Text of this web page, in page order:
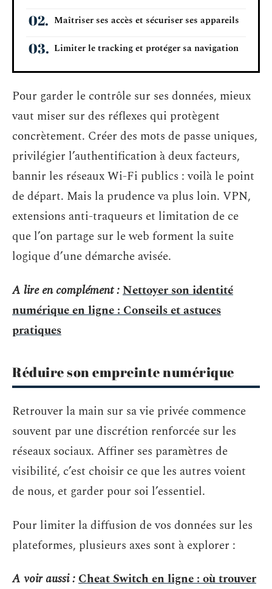
Maîtriser ses accès et sécuriser ses appareils
Limiter le tracking et protéger sa navigation
Pour garder le contrôle sur ses données, mieux
vaut miser sur des réflexes qui protègent
concrètement. Créer des mots de passe uniques,
privilégier l’authentification à deux facteurs,
bannir les réseaux Wi-Fi publics : voilà le point
de départ. Mais la prudence va plus loin. VPN,
extensions anti-traqueurs et limitation de ce
que l’on partage sur le web forment la suite
logique d’une démarche avisée.
A lire en complément :Nettoyer son identité
numérique en ligne : Conseils et astuces
pratiques
Réduire son empreinte numérique
Retrouver la main sur sa vie privée commence
souvent par une discrétion renforcée sur les
réseaux sociaux. Affiner ses paramètres de
visibilité, c’est choisir ce que les autres voient
de nous, et garder pour soi l’essentiel.
Pour limiter la diffusion de vos données sur les
plateformes, plusieurs axes sont à explorer :
A voir aussi :Cheat Switch en ligne : où trouver